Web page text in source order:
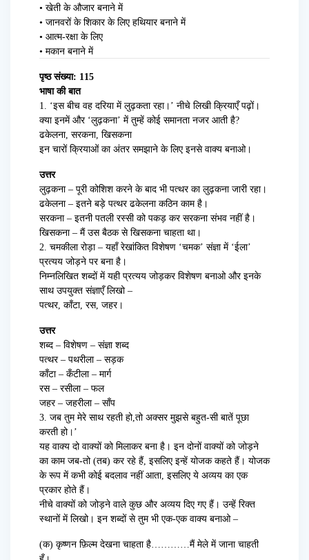
• खेती के औजार बनाने में
• जानवरों के शिकार के लिए हथियार बनाने में
• आत्म-रक्षा के लिए
• मकान बनाने में
पृष्ठ संख्या: 115
भाषा की बात
1. ‘इस बीच वह दरिया में लुढ़कता रहा।’ नीचे लिखी क्रियाएँ पढ़ों।
क्या इनमें और ‘लुढ़कना’ में तुम्हें कोई समानता नजर आती है?
ढकेलना, सरकना, खिसकना
इन चारों क्रियाओं का अंतर समझाने के लिए इनसे वाक्य बनाओ।
उत्तर
लुढ़कना – पूरी कोशिश करने के बाद भी पत्थर का लुढ़कना जारी रहा।
ढकेलना – इतने बड़े पत्थर ढकेलना कठिन काम है।
सरकना – इतनी पतली रस्सी को पकड़ कर सरकना संभव नहीं है।
खिसकना – मैं उस बैठक से खिसकना चाहता था।
2. चमकीला रोड़ा – यहाँ रेखांकित विशेषण ‘चमक’ संज्ञा में ‘ईला’
प्रत्यय जोड़ने पर बना है।
निम्नलिखित शब्दों में यही प्रत्यय जोड़कर विशेषण बनाओ और इनके
साथ उपयुक्त संज्ञाएँ लिखो –
पत्थर, काँटा, रस, जहर।
उत्तर
शब्द – विशेषण – संज्ञा शब्द
पत्थर – पथरीला – सड़क
काँटा – कँटीला – मार्ग
रस – रसीला – फल
जहर – जहरीला – साँप
3. जब तुम मेरे साथ रहती हो,तो अक्सर मुझसे बहुत-सी बातें पूछा
करती हो।’
यह वाक्य दो वाक्यों को मिलाकर बना है। इन दोनों वाक्यों को जोड़ने
का काम जब-तो (तब) कर रहे हैं, इसलिए इन्हें योजक कहते हैं। योजक
के रूप में कभी कोई बदलाव नहीं आता, इसलिए ये अव्यय का एक
प्रकार होते हैं।
नीचे वाक्यों को जोड़ने वाले कुछ और अव्यय दिए गए हैं। उन्हें रिक्त
स्थानों में लिखो। इन शब्दों से तुम भी एक-एक वाक्य बनाओ –
(क) कृष्णन फ़िल्म देखना चाहता है…………मैं मेले में जाना चाहती